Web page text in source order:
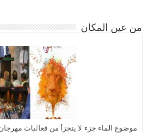
من عين المكان
موضوع الماء جزء لا يتجزأ من فعاليات